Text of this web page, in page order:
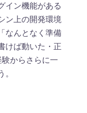
イン機能がある
ン上の開発環境
なんとなく準備
けば動いた・正
からさらに一